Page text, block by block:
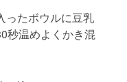
ったボウルに豆乳
秒温めよくかき混